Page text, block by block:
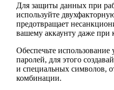
Для защиты данных при
используйте
предотвращает
вашему аккаунту даже при
Обеспечьте
паролей, для этого
и специальных символов,
комбинации.